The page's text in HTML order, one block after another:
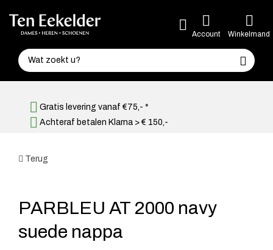
Account Winkelmand
Gratis levering vanaf €75,- *
Achteraf betalen Klarna > € 150,-
Terug
PARBLEU AT 2000 navy
suede nappa